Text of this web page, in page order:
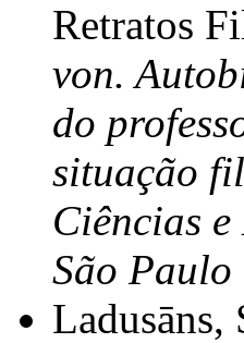
Retratos
von.
do
situação
Ciências
São Paulo
Ladusāns,